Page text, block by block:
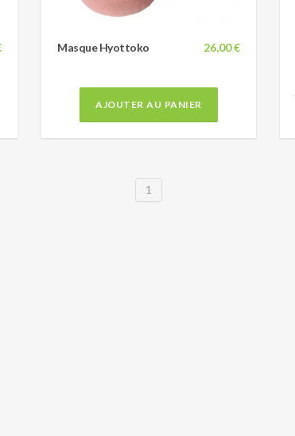
26,00 €
Masque Hyottoko
AJOUTER AU PANIER
1